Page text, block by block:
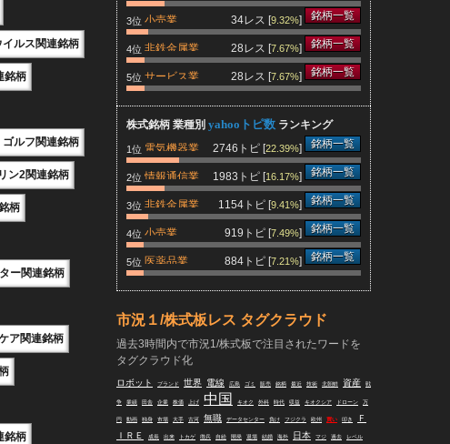
イルス関連銘柄
銘柄
ゴルフ関連銘柄
ン2関連銘柄
柄
ー関連銘柄
ア関連銘柄
銘柄
3位 小売業 34レス [9.32%] 銘柄一覧
4位 非鉄金属業 28レス [7.67%] 銘柄一覧
5位 サービス業 28レス [7.67%] 銘柄一覧
株式銘柄 業種別 yahooトピ数 ランキング
1位 電気機器業 2746トピ [22.39%] 銘柄一覧
2位 情報通信業 1983トピ [16.17%] 銘柄一覧
3位 非鉄金属業 1154トピ [9.41%] 銘柄一覧
4位 小売業 919トピ [7.49%] 銘柄一覧
5位 医薬品業 884トピ [7.21%] 銘柄一覧
市況１/株式板レス タグクラウド
過去3時間内で市況1/株式板で注目されたワードを
タグクラウド化
ロボット ブランド 世界 電線 広島 ゴミ 販売 銘柄 最近 技術 北朝鮮 資産 戦
争 業績 田舎 企業 株価 上げ 中国 キオク 外科 時代 収益 キオクシア ドローン 万
円 動画 独身 市場 大手 古河 無職 データセンター 負け フジクラ 欧州 買い 叩き
Ｆ
ＩＲＥ
成長 出来 トカゲ 徴兵 自給 開発 退場 結婚 海外 日本 マジ 過去 レベル